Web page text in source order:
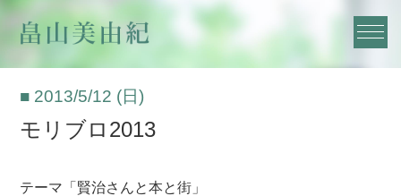
■ 2013/5/12 (日)
モリブロ2013
テーマ「賢治さんと本と街」